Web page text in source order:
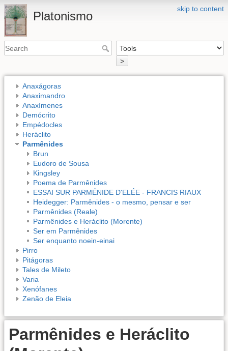
skip to content
Platonismo
>
Anaxágoras
Anaximandro
Anaxímenes
Demócrito
Empédocles
Heráclito
Parmênides
Brun
Eudoro de Sousa
Kingsley
Poema de Parmênides
ESSAI SUR PARMÉNIDE D'ELÉE - FRANCIS RIAUX
Heidegger: Parmênides - o mesmo, pensar e ser
Parmênides (Reale)
Parmênides e Heráclito (Morente)
Ser em Parmênides
Ser enquanto noein-einai
Pirro
Pitágoras
Tales de Mileto
Varia
Xenófanes
Zenão de Eleia
Parmênides e Heráclito